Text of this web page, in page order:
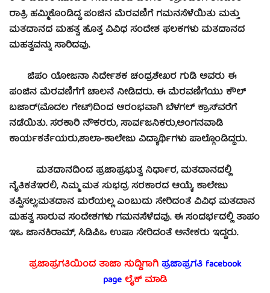
ರಾತ್ರಿ ಹಮ್ಮಿಕೊಂಡಿದ್ದ ಪಂಜಿನ ಮೆರವಣಿಗೆ ಗಮನಸೆಳೆಯಿತು ಮತ್ತು
ಮತದಾನದ ಮಹತ್ವ ಹೊತ್ತ ವಿವಿಧ ಸಂದೇಶ ಫಲಕಗಳು ಮತದಾನದ
ಮಹತ್ವವನ್ನು ಸಾರಿದವು.
ಜಿಪಂ ಯೋಜನಾ ನಿರ್ದೇಶಕ ಚಂದ್ರಶೇಖರ ಗುಡಿ ಅವರು ಈ
ಪಂಜಿನ ಮೆರವಣಿಗೆಗೆ ಚಾಲನೆ ನೀಡಿದರು. ಈ ಮೆರವಣಿಗೆಯು ಕೌಲ್
ಬಜಾರ್(ಮೊದಲ ಗೇಟ್)ದಿಂದ ಆರಂಭವಾಗಿ ಬೆಳಗಲ್ ಕ್ರಾಸ್‍ವರೆಗೆ
ನಡೆಯಿತು. ಸರಕಾರಿ ನೌಕರರು, ಸಾರ್ವಜನಿಕರು,ಅಂಗನವಾಡಿ
ಕಾರ್ಯಕರ್ತೆಯರು,ಶಾಲಾ-ಕಾಲೇಜು ವಿದ್ಯಾರ್ಥಿಗಳು ಪಾಲ್ಗೊಂಡಿದ್ದರು.
ಮತದಾನದಿಂದ ಪ್ರಜಾಪ್ರಭುತ್ವ ನಿರ್ಧಾರ, ಮತದಾನದಲ್ಲಿ
ನೈತಿಕತೆಇರಲಿ, ನಿಮ್ಮ ಮತ ಸುಭದ್ರ ಸರಕಾರದ ಆಯ್ಕೆ, ಕಾಲೇಜು
ತಪ್ಪಿಸಲ್ಲ;ಮತದಾನ ಮರೆಯಲ್ಲ ಎಂಬುದು ಸೇರಿದಂತೆ ವಿವಿಧ ಮತದಾನ
ಮಹತ್ವ ಸಾರುವ ಸಂದೇಶಗಳು ಗಮನಸೆಳೆದವು. ಈ ಸಂದರ್ಭದಲ್ಲಿ ತಾಪಂ
ಇಒ ಜಾನಕಿರಾಮ್, ಸಿಡಿಪಿಒ ಉಷಾ ಸೇರಿದಂತೆ ಅನೇಕರು ಇದ್ದರು.
ಪ್ರಜಾಪ್ರಗತಿಯಿಂದ ತಾಜಾ ಸುದ್ದಿಗಾಗಿಪ್ರಜಾಪ್ರಗತಿ facebook
page ಲೈಕ್ ಮಾಡಿ